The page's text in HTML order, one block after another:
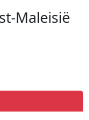
Maleisië